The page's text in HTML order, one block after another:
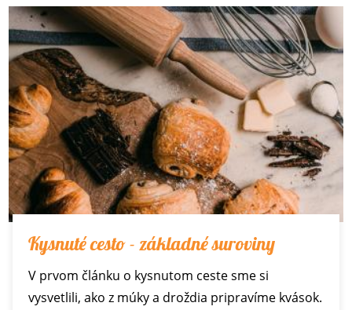
Kysnuté cesto - základné suroviny
V prvom článku o kysnutom ceste sme si
vysvetlili, ako z múky a droždia pripravíme kvások.